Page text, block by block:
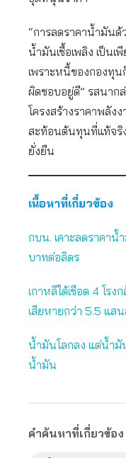
“การลดราคาน้ำมันด้
น้ำมันเชื้อเพลิง เป็นเ
เพราะหนี้ของกองทุน
ผิดชอบอยู่ดี” รสนาก
โครงสร้างราคาพลัง
สะท้อนต้นทุนที่แท้จริง
ยั่งยืน
เนื้อหาที่เกี่ยวข้อง
กบน. เคาะลดราคาน้
บาทต่อลิตร
เกาหลีใต้เชือด 4 โร
เสียหายกว่า 5.5 แส
น้ำมันโลกลง แต่น้ำมัน
น้ำมัน
คำค้นหาที่เกี่ยวข้อง